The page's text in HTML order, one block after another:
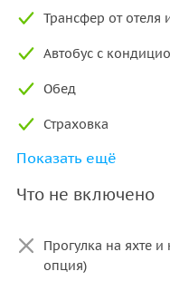
Трансфер от отеля
Aвтобус с
Обед
Страховка
Услуги гида
Прогулка на яхте
Показать ещё
Что не включено
Прогулка на яхте
опция)